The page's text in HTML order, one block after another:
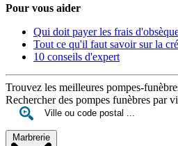
Pour vous aider
Qui doit payer les frais
Tout ce qu'il faut savoir sur la
10 conseils d'expert
Trouvez les meilleures pompes-
Rechercher des pompes funèbres par
Marbrerie